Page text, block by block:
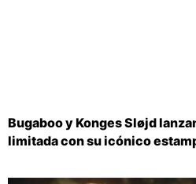
Bugaboo y Konges Sløjd
limitada con su icónico